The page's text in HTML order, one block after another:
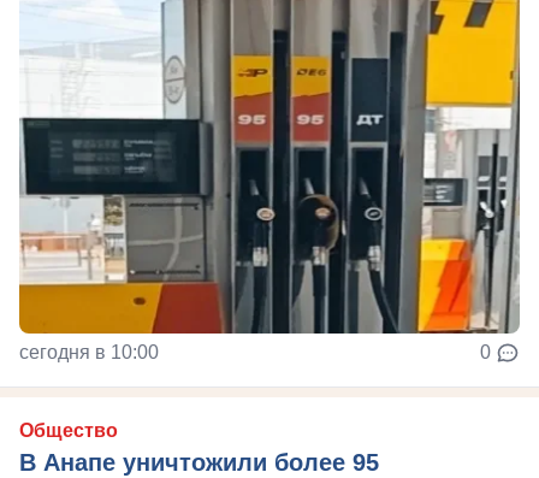
сегодня в 10:00 0
Общество
В Анапе уничтожили более 95